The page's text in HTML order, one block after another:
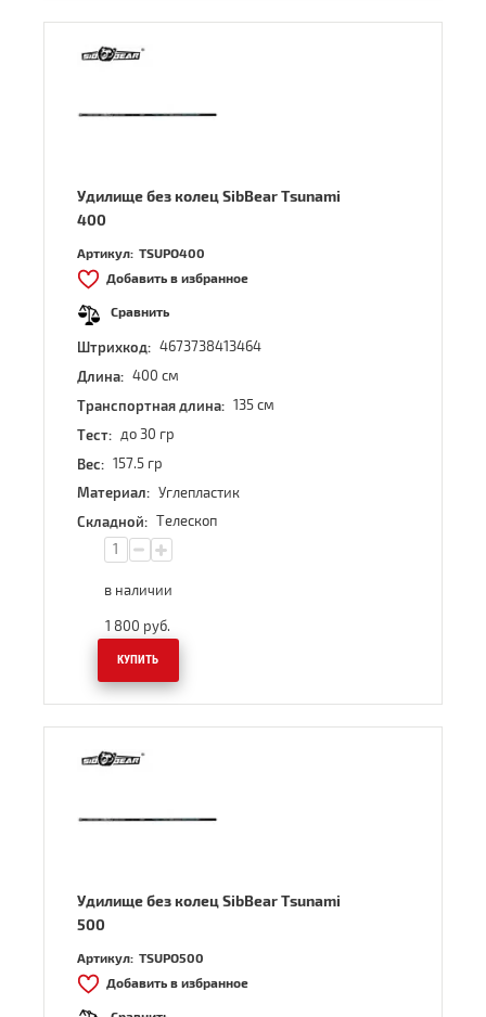
Удилище без колец SibBear Tsunami
400
Артикул: TSUPO400
Добавить в избранное
Сравнить
Штрихкод: 4673738413464
Длина: 400 см
Транспортная длина: 135 см
Тест: до 30 гр
Вес: 157.5 гр
Материал: Углепластик
Складной: Телескоп
в наличии
1 800 руб.
КУПИТЬ
Удилище без колец SibBear Tsunami
500
Артикул: TSUPO500
Добавить в избранное